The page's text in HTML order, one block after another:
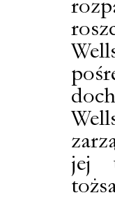
jej